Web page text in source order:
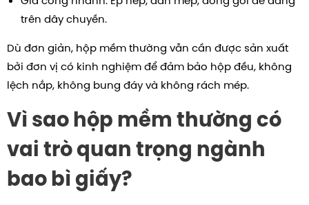
trên dây chuyền.
Dù đơn giản, hộp mềm thường vẫn cần được sản xuất
bởi đơn vị có kinh nghiệm để đảm bảo hộp đều, không
lệch nắp, không bung đáy và không rách mép.
Vì sao hộp mềm thường có
vai trò quan trọng ngành
bao bì giấy?